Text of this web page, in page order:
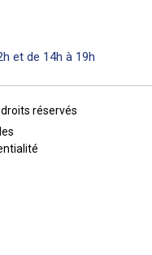
et de 14h à 19h
réservés